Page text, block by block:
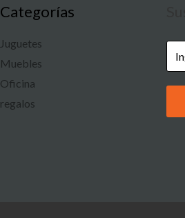
Categorías
Juguetes
Muebles
Oficina
regalos